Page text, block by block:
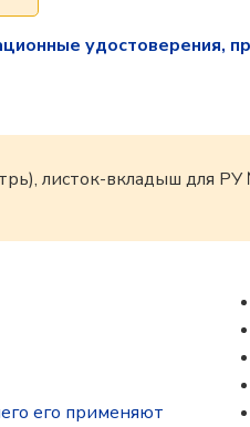
удостоверения,
листок-вкладыш для
его применяют